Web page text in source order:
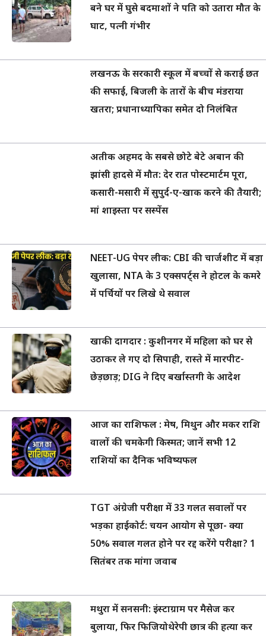
बने घर में घुसे बदमाशों ने पति को उतारा मौत के
घाट, पत्नी गंभीर
लखनऊ के सरकारी स्कूल में बच्चों से कराई छत
की सफाई, बिजली के तारों के बीच मंडराया
खतरा; प्रधानाध्यापिका समेत दो निलंबित
अतीक अहमद के सबसे छोटे बेटे अबान की
झांसी हादसे में मौत: देर रात पोस्टमार्टम पूरा,
कसारी-मसारी में सुपुर्द-ए-खाक करने की तैयारी;
मां शाइस्ता पर सस्पेंस
NEET-UG पेपर लीक: CBI की चार्जशीट में बड़ा
खुलासा, NTA के 3 एक्सपर्ट्स ने होटल के कमरे
में पर्चियों पर लिखे थे सवाल
खाकी दागदार : कुशीनगर में महिला को घर से
उठाकर ले गए दो सिपाही, रास्ते में मारपीट-
छेड़छाड़; DIG ने दिए बर्खास्तगी के आदेश
आज का राशिफल : मेष, मिथुन और मकर राशि
वालों की चमकेगी किस्मत; जानें सभी 12
राशियों का दैनिक भविष्यफल
TGT अंग्रेजी परीक्षा में 33 गलत सवालों पर
भड़का हाईकोर्ट: चयन आयोग से पूछा- क्या
50% सवाल गलत होने पर रद्द करेंगे परीक्षा? 1
सितंबर तक मांगा जवाब
मथुरा में सनसनी: इंस्टाग्राम पर मैसेज कर
बुलाया, फिर फिजियोथेरेपी छात्र की हत्या कर